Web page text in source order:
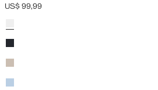
Precio actual [US$ 99,99 ]
US$ 99,99
Azul marino
Arena
Azul celeste